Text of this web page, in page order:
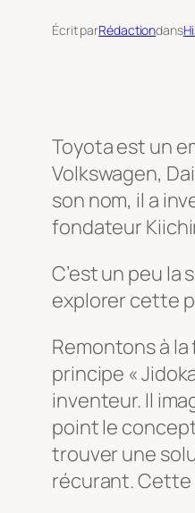
Écrit parRédactiondans
Toyota est un
Volkswagen,
son nom, il a
fondateur
C’est un peu la
explorer cette
Remontons à
principe «
inventeur. Il
point le
trouver une
récurant. Cette